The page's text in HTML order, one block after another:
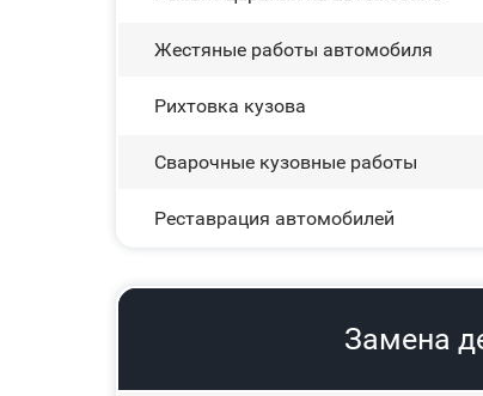
Жестяные работы автомобиля
Рихтовка кузова
Сварочные кузовные работы
Реставрация автомобилей
Замена